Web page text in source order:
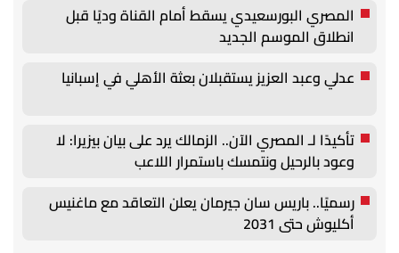
المصري البورسعيدي يسقط أمام القناة وديًا قبل
انطلاق الموسم الجديد
عدلي وعبد العزيز يستقبلان بعثة الأهلي في إسبانيا
تأكيدًا لـ المصري الآن.. الزمالك يرد على بيان بيزيرا: لا
وعود بالرحيل ونتمسك باستمرار اللاعب
رسميًا.. باريس سان جيرمان يعلن التعاقد مع ماغنيس
أكليوش حتى 2031